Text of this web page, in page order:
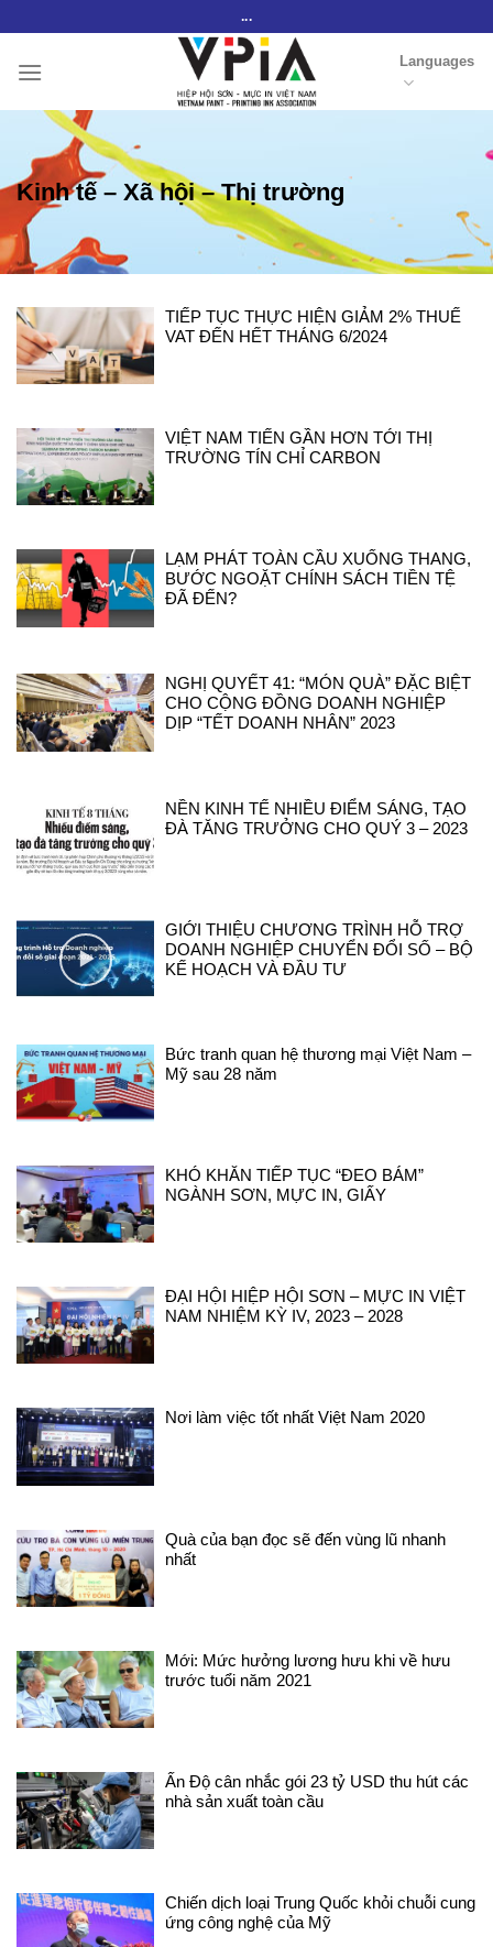
content
...
Languages
Kinh tế – Xã hội – Thị trường
TIẾP TỤC THỰC HIỆN GIẢM 2% THUẾ
VAT ĐẾN HẾT THÁNG 6/2024
VIỆT NAM TIẾN GẦN HƠN TỚI THỊ
TRƯỜNG TÍN CHỈ CARBON
LẠM PHÁT TOÀN CẦU XUỐNG THANG,
BƯỚC NGOẶT CHÍNH SÁCH TIỀN TỆ
ĐÃ ĐẾN?
NGHỊ QUYẾT 41: “MÓN QUÀ” ĐẶC BIỆT
CHO CỘNG ĐỒNG DOANH NGHIỆP
DỊP “TẾT DOANH NHÂN” 2023
NỀN KINH TẾ NHIỀU ĐIỂM SÁNG, TẠO
ĐÀ TĂNG TRƯỞNG CHO QUÝ 3 – 2023
GIỚI THIỆU CHƯƠNG TRÌNH HỖ TRỢ
DOANH NGHIỆP CHUYỂN ĐỔI SỐ – BỘ
KẾ HOẠCH VÀ ĐẦU TƯ
Bức tranh quan hệ thương mại Việt Nam –
Mỹ sau 28 năm
KHÓ KHĂN TIẾP TỤC “ĐEO BÁM”
NGÀNH SƠN, MỰC IN, GIẤY
ĐẠI HỘI HIỆP HỘI SƠN – MỰC IN VIỆT
NAM NHIỆM KỲ IV, 2023 – 2028
Nơi làm việc tốt nhất Việt Nam 2020
Quà của bạn đọc sẽ đến vùng lũ nhanh
nhất
Mới: Mức hưởng lương hưu khi về hưu
trước tuổi năm 2021
Ấn Độ cân nhắc gói 23 tỷ USD thu hút các
nhà sản xuất toàn cầu
Chiến dịch loại Trung Quốc khỏi chuỗi cung
ứng công nghệ của Mỹ